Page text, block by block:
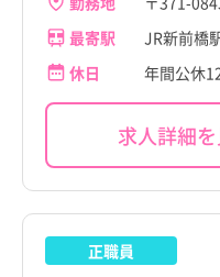
長野県
岐阜県
静岡県
愛知県
三重県
滋賀県
榛東村
吉岡町
上野村
神流町
下仁田町
南牧村
前橋市すべて
職種・資格すべて
看護師
助産師
准看護師
保健師
施設形態すべて
クリニック
介護施設
勤務形態 すべて
常勤（夜勤あり）
常勤（夜勤なし）
常勤（夜勤のみ）
パート・アルバイ
こだわり すべて
土日祝休み
年間休日120日以上
日勤のみ
残業少なめ
最寄駅
JR新前橋
休日
年間公休
求人詳細
正職員
長野県
岐阜県
静岡県
愛知県
三重県
滋賀県
榛東村
吉岡町
上野村
神流町
下仁田町
南牧村
前橋市すべて
職種・資格すべて
看護師
助産師
准看護師
保健師
施設形態すべて
クリニック
介護施設
勤務形態 すべて
常勤（夜勤あり）
常勤（夜勤なし）
常勤（夜勤のみ）
パート・アルバイ
こだわり すべて
土日祝休み
年間休日120日以上
日勤のみ
残業少なめ